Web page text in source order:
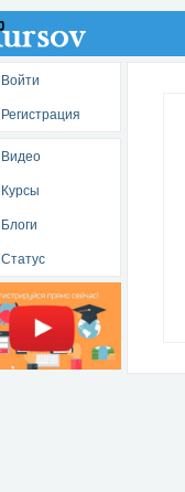
Войти
Регистрация
Видео
Курсы
Блоги
Статус